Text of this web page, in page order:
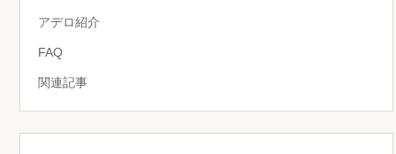
アデロ紹介
FAQ
関連記事